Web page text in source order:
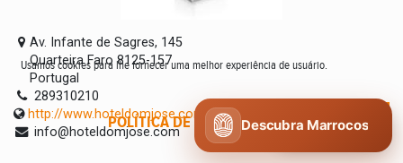
Av. Infante de Sagres, 145
Quarteira Faro 8125-157
Portugal
289310210
http://www.hoteldomjose.com
info@hoteldomjose.com
Usamos cookies para lhe fornecer uma melhor experiência de usuário.
POLÍTICA DE COOKIES CONCORDO
Descubra Marrocos